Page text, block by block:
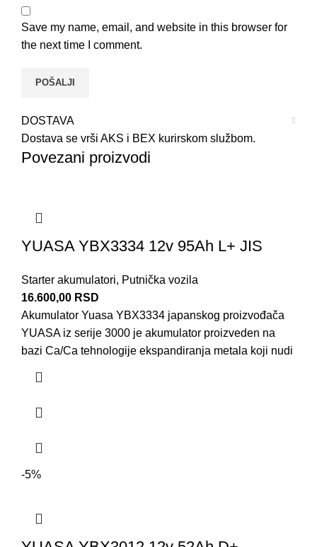
Save my name, email, and website in this browser for
the next time I comment.
DOSTAVA
Dostava se vrši AKS i BEX kurirskom službom.
Povezani proizvodi
YUASA YBX3334 12v 95Ah L+ JIS
Starter akumulatori, Putnička vozila
16.600,00 RSD
Akumulator Yuasa YBX3334 japanskog proizvođača
YUASA iz serije 3000 je akumulator proizveden na
bazi Ca/Ca tehnologije ekspandiranja metala koji nudi
-5%